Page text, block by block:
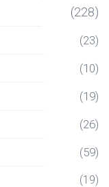
(228)
(23)
(10)
(19)
(26)
(59)
(19)